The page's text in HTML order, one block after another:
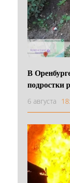
В
подростки
6 августа